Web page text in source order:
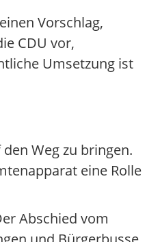
Vorschlag,
CDU vor,
Umsetzung ist
Weg zu bringen.
eine Rolle
Abschied vom